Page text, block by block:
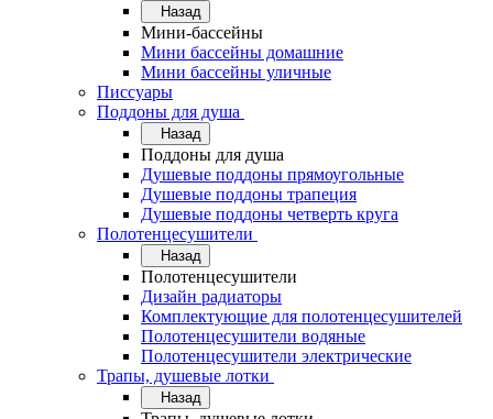
Назад
Мини-бассейны
Мини бассейны домашние
Мини бассейны уличные
Писсуары
Поддоны для душа
Назад
Поддоны для душа
Душевые поддоны прямоугольные
Душевые поддоны трапеция
Душевые поддоны четверть круга
Полотенцесушители
Назад
Полотенцесушители
Дизайн радиаторы
Комплектующие для полотенцесушителей
Полотенцесушители водяные
Полотенцесушители электрические
Трапы, душевые лотки
Назад